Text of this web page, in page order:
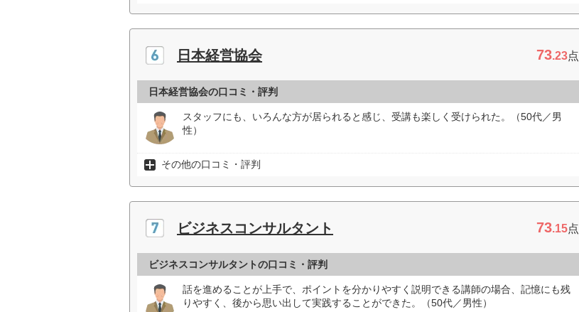
日本経営協会 73.23点
日本経営協会の口コミ・評判
スタッフにも、いろんな方が居られると感じ、受講も楽しく受けられた。（50代／男
性）
その他の口コミ・評判
ビジネスコンサルタント 73.15点
ビジネスコンサルタントの口コミ・評判
話を進めることが上手で、ポイントを分かりやすく説明できる講師の場合、記憶にも残
りやすく、後から思い出して実践することができた。（50代／男性）